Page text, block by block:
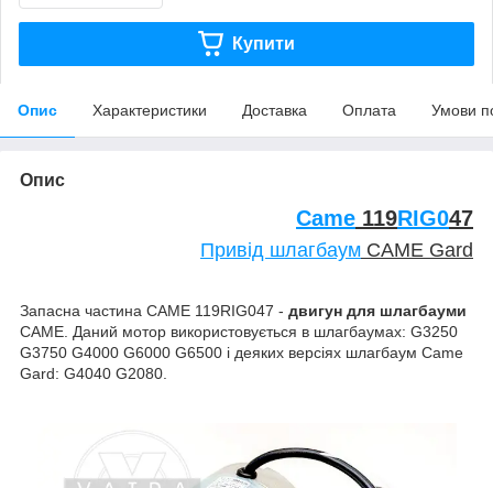
Купити
Опис Характеристики Доставка Оплата Умови
Опис
Came 119RIG047
Привід шлагбаум CAME Gard
Запасна частина CAME 119RIG047 - двигун для шлагбауми
CAME. Даний мотор використовується в шлагбаумах: G3250
G3750 G4000 G6000 G6500 і деяких версіях шлагбаум Came
Gard: G4040 G2080.